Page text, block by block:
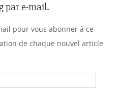
par e-mail.
pour vous abonner à ce
de chaque nouvel article